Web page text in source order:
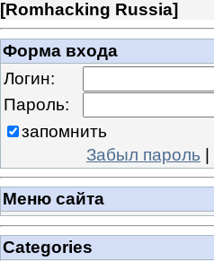
[Romhacking Russia]
Форма входа
Логин:
Пароль:
запомнить
Забыл пароль |
Меню сайта
Categories